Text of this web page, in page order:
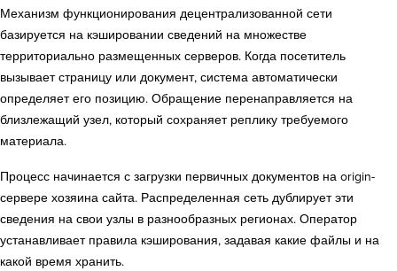
Механизм функционирования децентрализованной сети
базируется на кэшировании сведений на множестве
территориально размещенных серверов. Когда посетитель
вызывает страницу или документ, система автоматически
определяет его позицию. Обращение перенаправляется на
близлежащий узел, который сохраняет реплику требуемого
материала.
Процесс начинается с загрузки первичных документов на origin-
сервере хозяина сайта. Распределенная сеть дублирует эти
сведения на свои узлы в разнообразных регионах. Оператор
устанавливает правила кэширования, задавая какие файлы и на
какой время хранить.